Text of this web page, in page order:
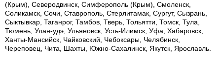
(Крым), Северодвинск, Симферополь (Крым), Смоленск,
Соликамск, Сочи, Ставрополь, Стерлитамак, Сургут, Сызрань,
Сыктывкар, Таганрог, Тамбов, Тверь, Тольятти, Томск, Тула,
Тюмень, Улан-удэ, Ульяновск, Усть-Илимск, Уфа, Хабаровск,
Ханты-Мансийск, Чайковский, Чебоксары, Челябинск,
Череповец, Чита, Шахты, Южно-Сахалинск, Якутск, Ярославль.